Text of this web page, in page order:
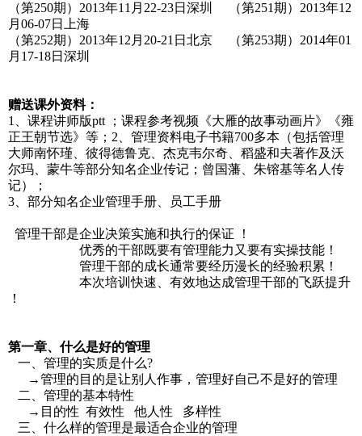
（第250期）2013年11月22-23日深圳 （第251期）2013年12
月06-07日上海
（第252期）2013年12月20-21日北京 （第253期）2014年01
月17-18日深圳
赠送课外资料：
1、课程讲师版ptt ；课程参考视频《大雁的故事动画片》《雍
正王朝节选》等；2、管理资料电子书籍700多本（包括管理
大师南怀瑾、彼得德鲁克、杰克韦尔奇、稻盛和夫著作及沃
尔玛、蒙牛等部分知名企业传记；曾国藩、朱镕基等名人传
记）；
3、部分知名企业管理手册、员工手册
管理干部是企业决策实施和执行的保证 ！
优秀的干部既要有管理能力又要有实操技能！
管理干部的成长通常要经历漫长的经验积累！
本次培训快速、有效地达成管理干部的飞跃提升
！
第一章、什么是好的管理
一、管理的实质是什么?
→管理的目的是让别人作事，管理好自己不是好的管理
二、管理的基本特性
→目的性 有效性 他人性 多样性
三、什么样的管理是最适合企业的管理